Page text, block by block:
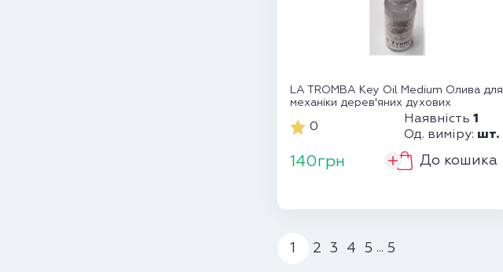
LA TROMBA Key Oil Medium Олива для
механіки дерев'яних духових
0
Наявність1
Од. виміру: шт.
140грн До кошика
1 2 3 4 5 ... 5